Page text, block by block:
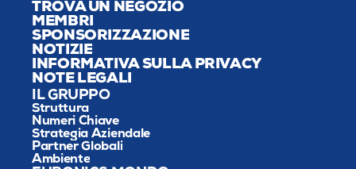
TROVA UN NEGOZIO
MEMBRI
SPONSORIZZAZIONE
NOTIZIE
INFORMATIVA SULLA PRIVACY
NOTE LEGALI
IL GRUPPO
Struttura
Numeri Chiave
Strategia Aziendale
Partner Globali
Ambiente